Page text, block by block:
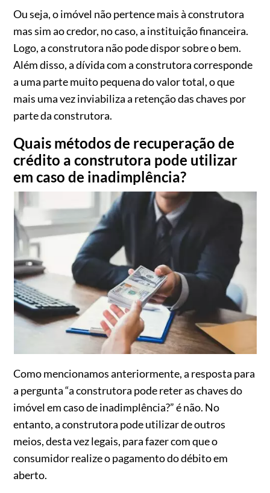
Ou seja, o imóvel não pertence mais à construtora
mas sim ao credor, no caso, a instituição financeira.
Logo, a construtora não pode dispor sobre o bem.
Além disso, a dívida com a construtora corresponde
a uma parte muito pequena do valor total, o que
mais uma vez inviabiliza a retenção das chaves por
parte da construtora.
Quais métodos de recuperação de
crédito a construtora pode utilizar
em caso de inadimplência?
Como mencionamos anteriormente, a resposta para
a pergunta “a construtora pode reter as chaves do
imóvel em caso de inadimplência?” é não. No
entanto, a construtora pode utilizar de outros
meios, desta vez legais, para fazer com que o
consumidor realize o pagamento do débito em
aberto.